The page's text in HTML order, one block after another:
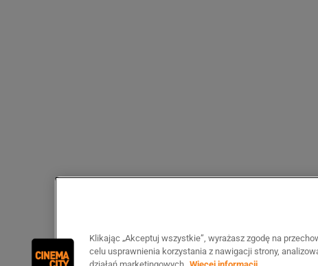
Klikając „Akceptuj wszystkie”, wyrażasz zgodę na
celu usprawnienia korzystania z nawigacji strony,